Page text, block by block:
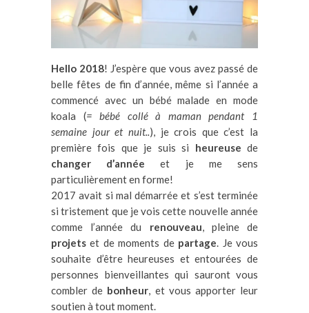
Hello 2018! J’espère que vous avez passé de
belle fêtes de fin d’année, même si l’année a
commencé avec un bébé malade en mode
koala (= bébé collé à maman pendant 1
semaine jour et nuit..), je crois que c’est la
première fois que je suis si heureuse de
changer
d’année et je me sens
particulièrement en forme!
2017 avait si mal démarrée et s’est terminée
si tristement que je vois cette nouvelle année
comme l’année du renouveau, pleine de
projets et de moments de partage. Je vous
souhaite d’être heureuses et entourées de
personnes bienveillantes qui sauront vous
combler de bonheur, et vous apporter leur
soutien à tout moment.